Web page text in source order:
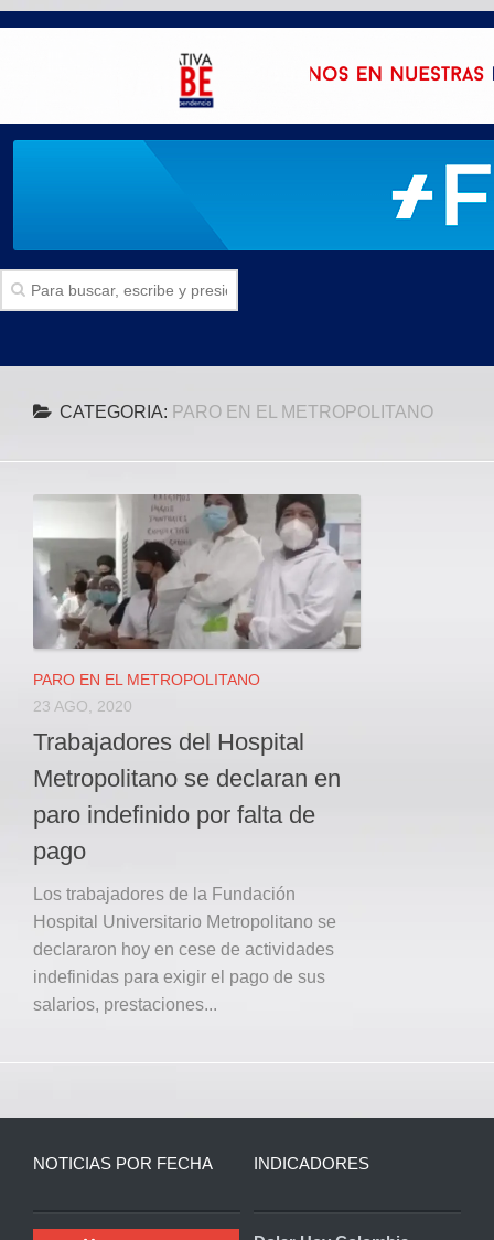
Politica
Local
JUDICIAL
ÁREA METROPOLITANA
REGIONAL
DEPARTAMENTAL
Internacional
OPINIÓN
Contactenos
facebook
Twitter
Instagram
Registro ISSN: 2711-3299
CATEGORIA: PARO EN EL METROPOLITANO
PARO EN EL METROPOLITANO
23 AGO, 2020
Trabajadores del Hospital
Metropolitano se declaran en
paro indefinido por falta de
pago
Los trabajadores de la Fundación
Hospital Universitario Metropolitano se
declararon hoy en cese de actividades
indefinidas para exigir el pago de sus
salarios, prestaciones...
NOTICIAS POR FECHA INDICADORES